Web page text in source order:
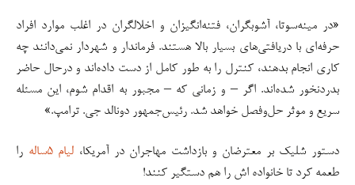
«در مینه‌سوتا، آشوبگران، فتنه‌انگیزان و اخلالگران در اغلب موارد افراد
حرفه‌ای با دریافتی‌های بسیار بالا هستند. فرماندار و شهردار نمی‌دانند چه
کاری انجام بدهند، کنترل را به طور کامل از دست داده‌اند و درحال حاضر
بدردنخور شده‌اند. اگر – و زمانی که – مجبور به اقدام شوم، این مسئله
سریع و موثر حل‌وفصل خواهد شد. رئیس‌جمهور دونالد جی‌. ترامپ.»
دستور شلیک بر معترضان و بازداشت مهاجران در آمریکا، لیام ۵ساله
را
طعمه کرد تا خانواده اش را هم دستگیر کنند!